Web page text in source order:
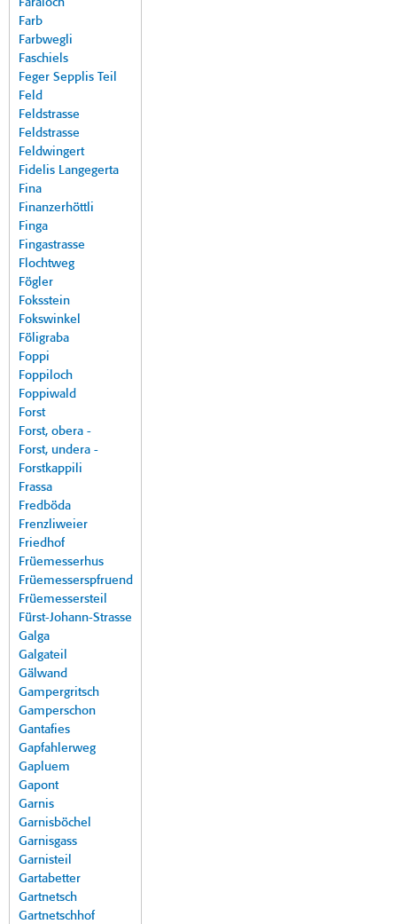
Faraloch
Farb
Farbwegli
Faschiels
Feger Sepplis Teil
Feld
Feldstrasse
Feldstrasse
Feldwingert
Fidelis Langegerta
Fina
Finanzerhöttli
Finga
Fingastrasse
Flochtweg
Fögler
Foksstein
Fokswinkel
Föligraba
Foppi
Foppiloch
Foppiwald
Forst
Forst, obera -
Forst, undera -
Forstkappili
Frassa
Fredböda
Frenzliweier
Friedhof
Früemesserhus
Früemesserspfruend
Früemessersteil
Fürst-Johann-Strasse
Galga
Galgateil
Gälwand
Gampergritsch
Gamperschon
Gantafies
Gapfahlerweg
Gapluem
Gapont
Garnis
Garnisböchel
Garnisgass
Garnisteil
Gartabetter
Gartnetsch
Gartnetschhof